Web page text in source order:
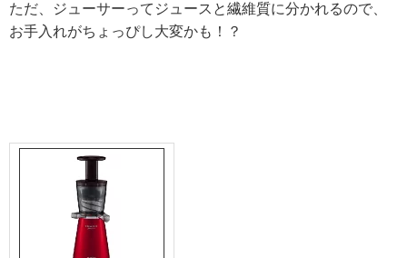
ただ、ジューサーってジュースと繊維質に分かれるので、
お手入れがちょっぴし大変かも！？